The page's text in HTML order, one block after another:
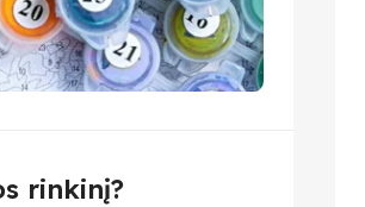
rinkinį?